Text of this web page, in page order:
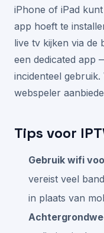
iPhone of iPad
app hoeft te
live tv kijken via de
een dedicated app
incidenteel
webspeler
Tips voor
Gebruik wifi
vereist veel
in plaats van